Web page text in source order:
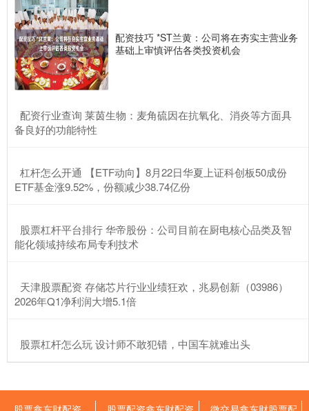
配资技巧 *ST兰黄：公司将在夯实主营业务
基础上审慎评估各类投资机会
​配资行业查询 莱茵生物：麦角硫因在抗氧化、消炎等方面具
备良好的功能特性
​杠杆怎么开通 【ETF动向】8月22日华夏上证科创板50成份
ETF基金涨9.52%，份额减少38.74亿份
​股票杠杆平台排行 华帝股份：公司目前在厨电核心品类及智
能化领域持续布局专利技术
​天津股票配资 存储芯片行业业绩狂欢，兆易创新（03986）
2026年Q1净利润大增5.1倍
​股票杠杆怎么玩 设计师不敢犯错，中国车就难出头